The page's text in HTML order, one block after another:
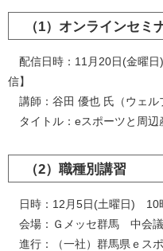
（1）オンラインセミ
配信日時：11月20日(金曜日
信】
講師：谷田 優也 氏（ウェ
タイトル：eスポーツと周辺
（2）職種別講習
日時：12月5日(土曜日) 10
会場：Ｇメッセ群馬 中会
進行：（一社）群馬県ｅス